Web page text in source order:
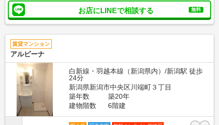
お店にLINEで相談する 無料
賃貸マンション
アルビーナ
白新線・羽越本線（新潟県内）/新潟駅 徒歩
24分
新潟県新潟市中央区川端町３丁目
築年数
築20年
建物階数
6階建